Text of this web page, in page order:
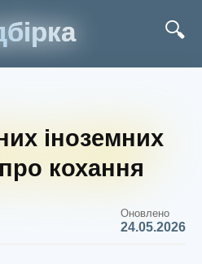
іноземних
кохання
Оновлено
24.05.2026